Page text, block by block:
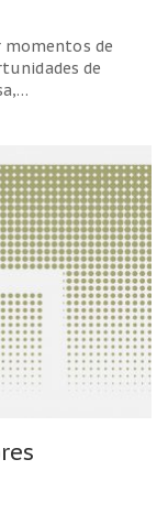
momentos de
de